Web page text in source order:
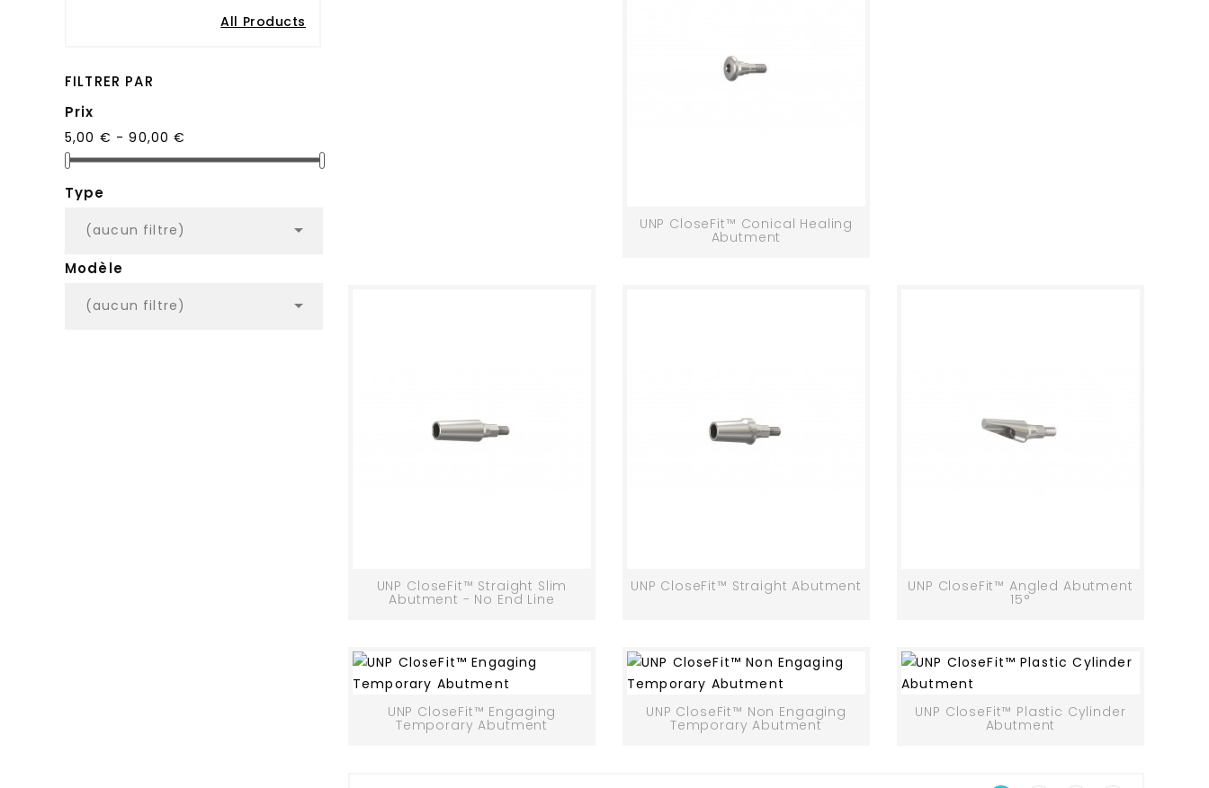
All Products
FILTRER PAR
Prix
5,00 € - 90,00 €
Type
(aucun filtre) 
Modèle
(aucun filtre) 
UNP CloseFit™ Conical Healing
Abutment
UNP CloseFit™ Straight Slim
Abutment - No End Line
UNP CloseFit™ Straight Abutment UNP CloseFit™ Angled Abutment
15°
UNP CloseFit™ Engaging
Temporary Abutment
UNP CloseFit™ Non Engaging
Temporary Abutment
UNP CloseFit™ Plastic Cylinder
Abutment